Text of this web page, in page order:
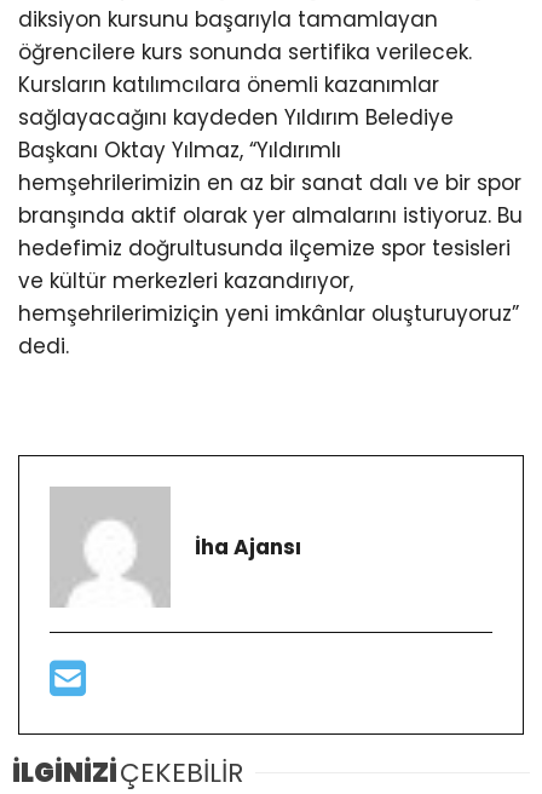
diksiyon kursunu başarıyla tamamlayan
öğrencilere kurs sonunda sertifika verilecek.
Kursların katılımcılara önemli kazanımlar
sağlayacağını kaydeden Yıldırım Belediye
Başkanı Oktay Yılmaz, “Yıldırımlı
hemşehrilerimizin en az bir sanat dalı ve bir spor
branşında aktif olarak yer almalarını istiyoruz. Bu
hedefimiz doğrultusunda ilçemize spor tesisleri
ve kültür merkezleri kazandırıyor,
hemşehrilerimiziçin yeni imkânlar oluşturuyoruz”
dedi.
İha Ajansı
İLGİNİZİÇEKEBİLİR